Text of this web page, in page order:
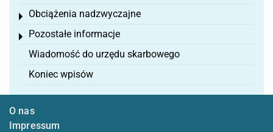
Obciążenia nadzwyczajne
Toggle menu
Pozostałe informacje
Toggle menu
Wiadomość do urzędu skarbowego
Koniec wpisów
O nas
Impressum